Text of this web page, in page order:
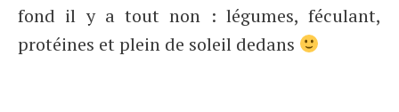
fond il y a tout non : légumes, féculant,
protéines et plein de soleil dedans